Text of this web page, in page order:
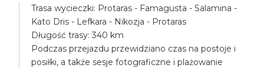
Trasa wycieczki: Protaras - Famagusta - Salamina -
Kato Dris - Lefkara - Nikozja - Protaras
Długość trasy: 340 km
Podczas przejazdu przewidziano czas na postoje i
posiłki, a także sesje fotograficzne i plażowanie